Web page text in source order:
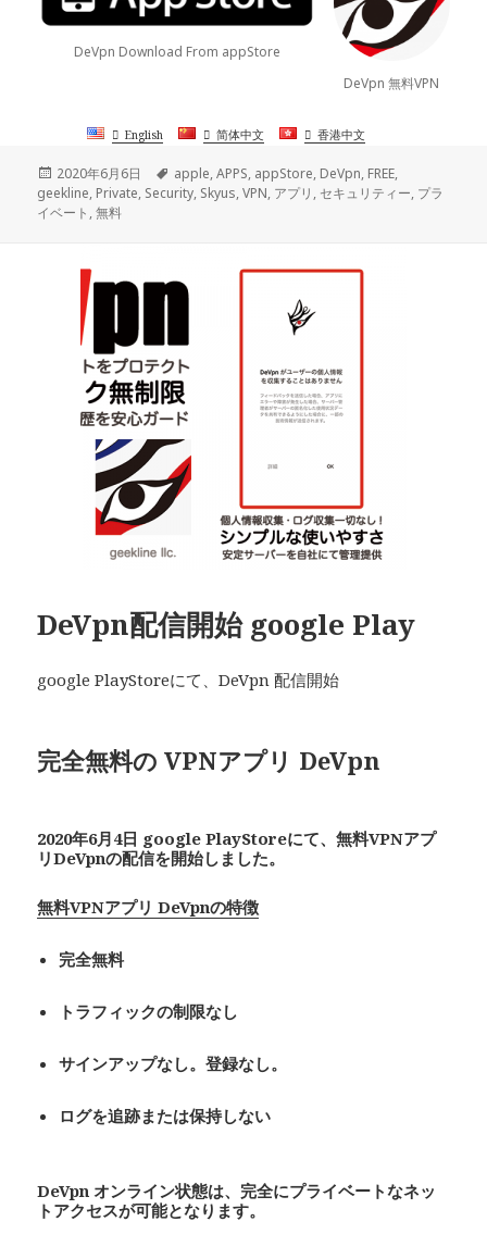
DeVpn 無料VPN
DeVpn Download From appStore
投
稿
日:
2020年6月6日
タ
グ
apple,APPS, appStore, DeVpn, FREE,
geekline, Private, Security, Skyus,VPN, アプリ , セキュリティー, プラ
イベート ,無料
DeVpn配信開始 google Play
google PlayStoreにて、DeVpn 配信開始
完全無料の VPNアプリ DeVpn
2020年6月4日 google PlayStoreにて、無料VPNアプ
リDeVpnの配信を開始しました。
無料VPNアプリ DeVpnの特徴
完全無料
トラフィックの制限なし
サインアップなし。登録なし。
ログを追跡または保持しない
DeVpn オンライン状態は、完全にプライベートなネッ
トアクセスが可能となります。
English 简体中文 香港中文